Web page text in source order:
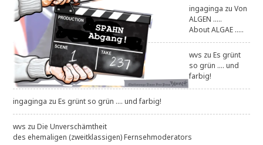
ingaginga zuVon
ALGEN .....
About ALGAE .....
wvs zuEs grünt
so grün .... und
farbig!
ingaginga zuEs grünt so grün .... und farbig!
wvs zuDie Unverschämtheit
des ehemaligen (zweitklassigen) Fernsehmoderators